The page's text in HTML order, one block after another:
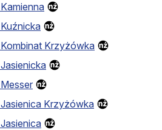
Krzyżówka
Krzyżówka